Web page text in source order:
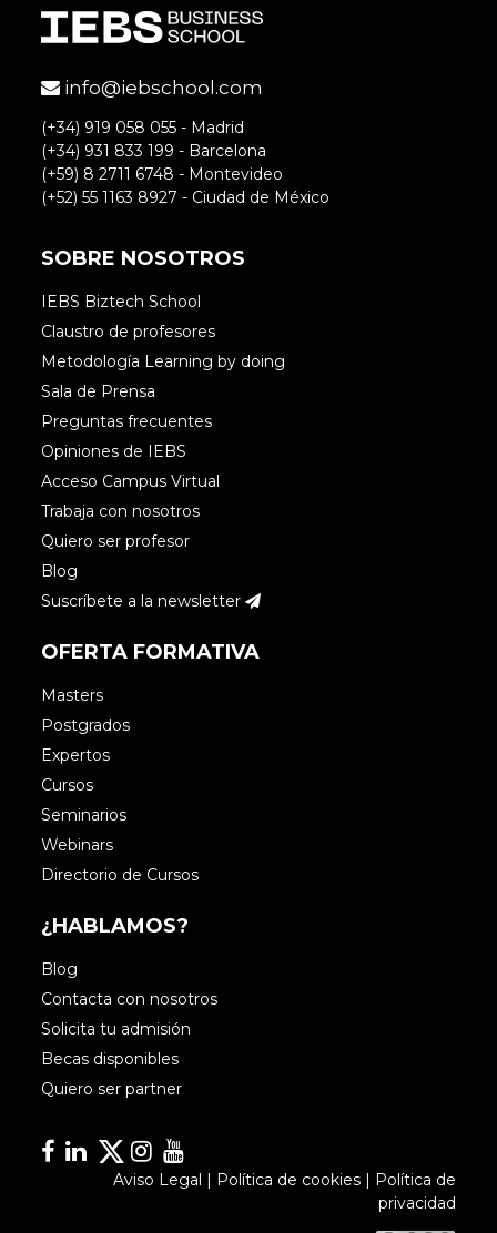
info@iebschool.com
(+34) 919 058 055 - Madrid
(+34) 931 833 199 - Barcelona
(+59) 8 2711 6748 - Montevideo
(+52) 55 1163 8927 - Ciudad de México
SOBRE NOSOTROS
IEBS Biztech School
Claustro de profesores
Metodología Learning by doing
Sala de Prensa
Preguntas frecuentes
Opiniones de IEBS
Acceso Campus Virtual
Trabaja con nosotros
Quiero ser profesor
Blog
Suscríbete a la newsletter
OFERTA FORMATIVA
Masters
Postgrados
Expertos
Cursos
Seminarios
Webinars
Directorio de Cursos
¿HABLAMOS?
Blog
Contacta con nosotros
Solicita tu admisión
Becas disponibles
Quiero ser partner
Facebook
Linkedin
Linkedin
Instagram
Aviso Legal Política de cookies|
Política de
privacidad